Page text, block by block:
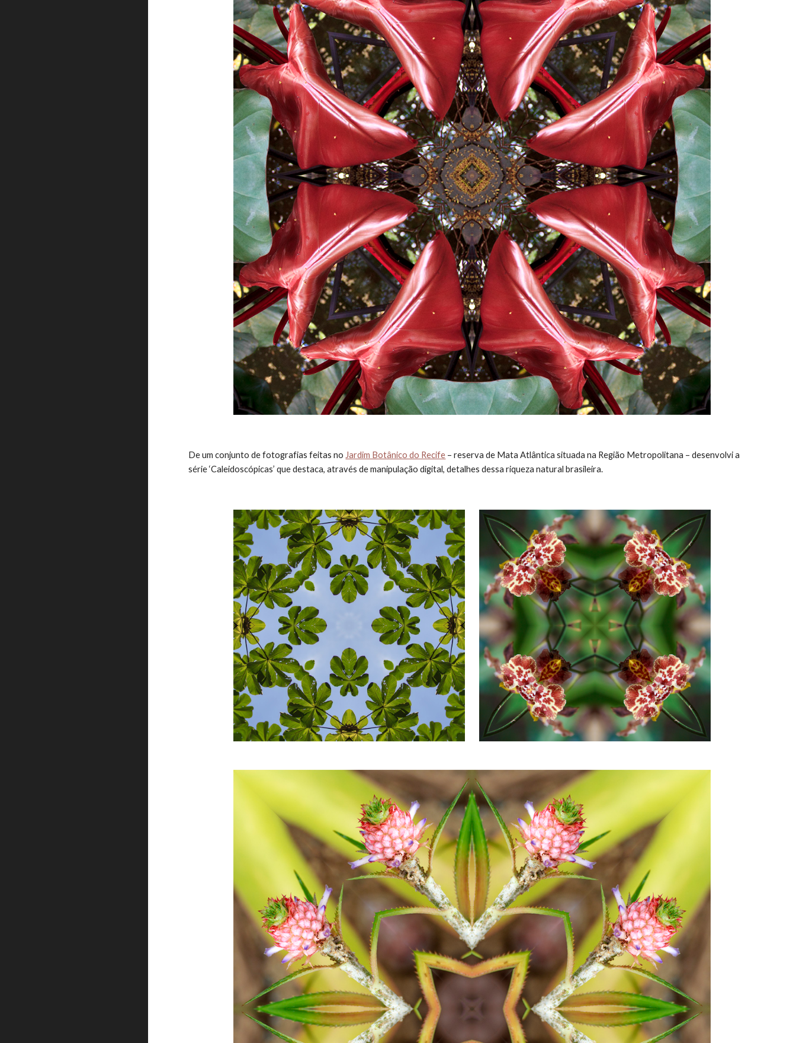
De um conjunto de fotografias feitas no Jardim Botânico do Recife – reserva de Mata Atlântica situada na Região Metropolitana – desenvolvi a
série ‘Caleidoscópicas’ que destaca, através de manipulação digital, detalhes dessa riqueza natural brasileira.